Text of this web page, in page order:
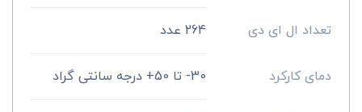
تعداد ال ای دی 264 عدد
دمای کارکرد 30- تا 50+ درجه سانتی گراد